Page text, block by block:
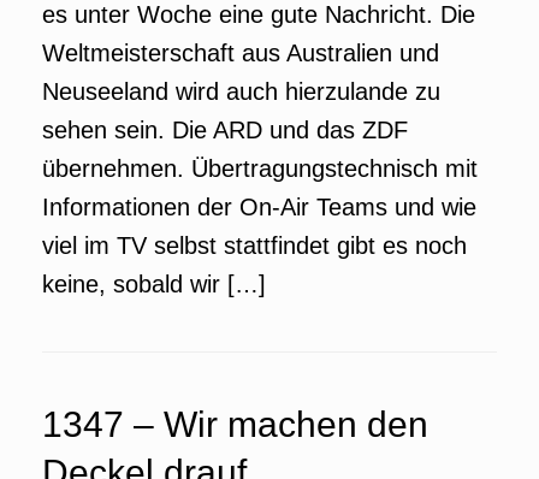
es unter Woche eine gute Nachricht. Die
Weltmeisterschaft aus Australien und
Neuseeland wird auch hierzulande zu
sehen sein. Die ARD und das ZDF
übernehmen. Übertragungstechnisch mit
Informationen der On-Air Teams und wie
viel im TV selbst stattfindet gibt es noch
keine, sobald wir […]
1347 – Wir machen den